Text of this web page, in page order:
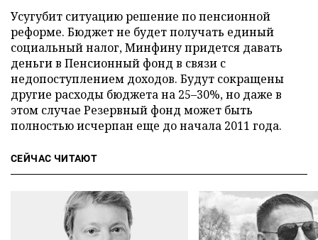
Усугубит ситуацию решение по пенсионной
реформе. Бюджет не будет получать единый
социальный налог, Минфину придется давать
деньги в Пенсионный фонд в связи с
недопоступлением доходов. Будут сокращены
другие расходы бюджета на 25–30%, но даже в
этом случае Резервный фонд может быть
полностью исчерпан еще до начала 2011 года.
СЕЙЧАС ЧИТАЮТ